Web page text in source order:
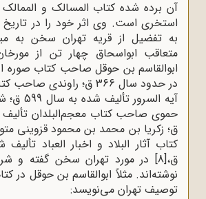
آن برده شده کتاب المسالک‌ و
به تفضیل از قریه تهران سخن به
متعاقب ابواسحاق چهار تن از
ابوالقاسم ‌بن ‌حوقل صاحب کتاب صوره
در حدود سال 366 ق؛ راوندی
آیه
ق،[8] در مورد تهران سخن گفته و
نوشته‌اند. مثلاً ابوالقاسم ‌بن ‌حوقل در
توصیف تهران می‌نویسد: